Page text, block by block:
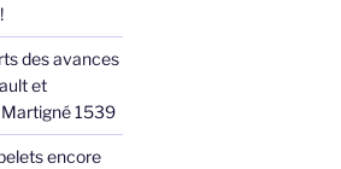
des avances
et
Martigné 1539
encore